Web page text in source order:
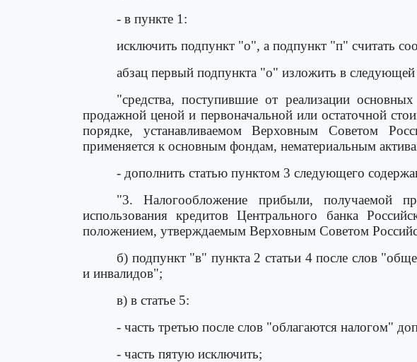
- в пункте 1:
исключить подпункт "о", а подпункт "п" считать
абзац первый подпункта "о" изложить в следующей
"средства, поступившие от реализации
продажной ценой и первоначальной или остаточной
порядке, устанавливаемом Верховным Советом
применяется к основным фондам, нематериальным
- дополнить статью пунктом 3 следующего
"3. Налогообложение прибыли, получаемой
использования кредитов Центрального банка
положением, утверждаемым Верховным Советом
б) подпункт "в" пункта 2 статьи 4 после слов
и инвалидов";
в) в статье 5:
- часть третью после слов "облагаются налогом"
- часть пятую исключить;